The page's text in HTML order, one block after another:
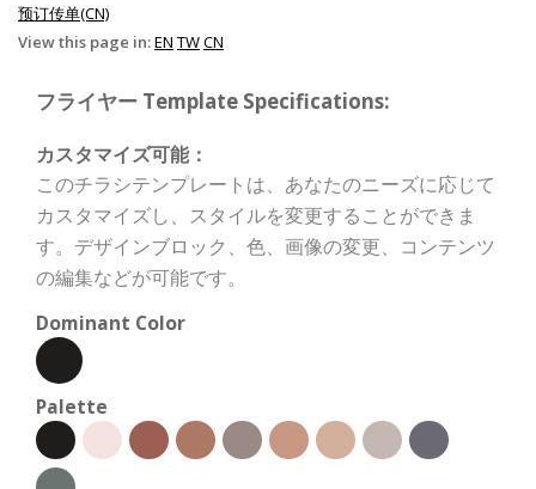
预订传单(CN)
View this page in:EN TWCN
フライヤー Template Specifications:
カスタマイズ可能：
このチラシテンプレートは、あなたのニーズに応じて
カスタマイズし、スタイルを変更することができま
す。デザインブロック、色、画像の変更、コンテンツ
の編集などが可能です。
Dominant Color
Palette